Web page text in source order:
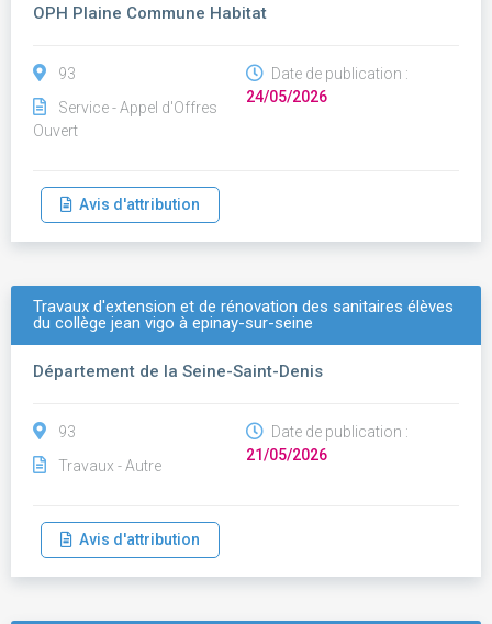
OPH Plaine Commune Habitat
93
Service - Appel d'Offres
Ouvert
Date de publication :
24/05/2026
Avis d'attribution
Travaux d'extension et de rénovation des sanitaires élèves
du collège jean vigo à epinay-sur-seine
Département de la Seine-Saint-Denis
93
Travaux - Autre
Date de publication :
21/05/2026
Avis d'attribution